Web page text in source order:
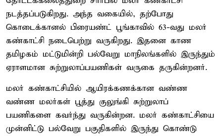
நடத்தப்படுகிறது. அந்த வகையில், தற்போது
கொடைக்கானல் பிரையண்ட் பூங்காவில் 63-வது மலர்
கண்காட்சி நடைபெற்று வருகிறது. இதனை காண
தமிழகம் மட்டுமின்றி பல்வேறு மாநிலங்களில் இருந்தும்
ஏராளமான சுற்றுலாப்பயணிகள் வருகை தருகின்றனர்.
மலர் கண்காட்சியில் ஆயிரக்கணக்கான வண்ண
வண்ண மலர்கள் பூத்து குலுங்கி சுற்றுலாப்
பயணிகளை கவர்ந்து வருகின்றன. மலர் கண்காட்சியை
முன்னிட்டு பல்வேறு பகுதிகளில் இருந்து கொண்டு